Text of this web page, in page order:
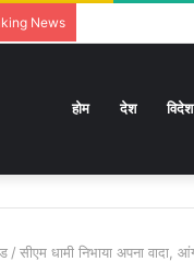
News
होम देश विदेश
/ सीएम धामी निभाया अपना वादा,